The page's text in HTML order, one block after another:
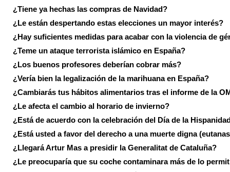
¿Tiene ya hechas las compras de Navidad?
¿Le están despertando estas elecciones un mayor interés?
¿Hay suficientes medidas para acabar con la violencia de
¿Teme un ataque terrorista islámico en España?
¿Los buenos profesores deberían cobrar más?
¿Vería bien la legalización de la marihuana en España?
¿Cambiarás tus hábitos alimentarios tras el informe de la
¿Le afecta el cambio al horario de invierno?
¿Está de acuerdo con la celebración del Día de la
¿Está usted a favor del derecho a una muerte digna
¿Llegará Artur Mas a presidir la Generalitat de Cataluña?
¿Le preocuparía que su coche contaminara más de lo